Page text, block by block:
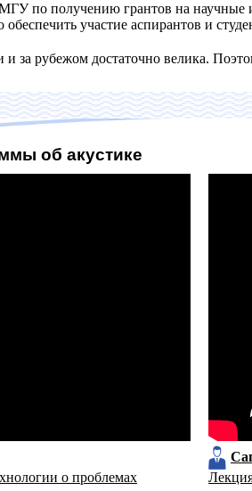
по получению грантов на научные
участие аспирантов и
и за рубежом достаточно велика.
об акустике
о проблемах